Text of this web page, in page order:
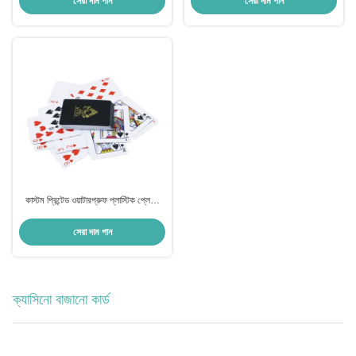
কাস্টম প্রিন্টেড ওয়াটারপ্রুফ প্লাস্টিক প্লেয়িং
সেরা দাম পান
ক্যাসিনো বাজানো কার্ড